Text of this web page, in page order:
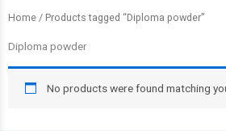
Home / Products tagged “Diploma powder”
Diploma powder
No products were found matching